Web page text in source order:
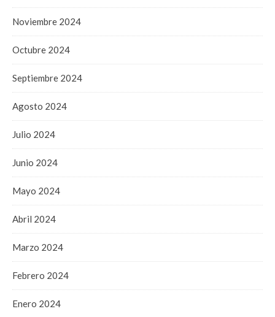
Noviembre 2024
Octubre 2024
Septiembre 2024
Agosto 2024
Julio 2024
Junio 2024
Mayo 2024
Abril 2024
Marzo 2024
Febrero 2024
Enero 2024